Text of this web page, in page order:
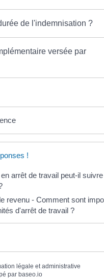
de l'indemnisation ?
versée par
!
arrêt de travail peut-il
revenu - Comment sont
d'arrêt de travail ?
légale et administrative
par baseo.io